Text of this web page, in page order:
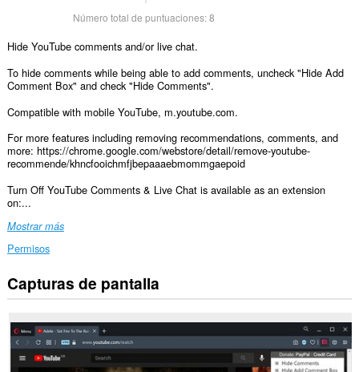
Número total de puntuaciones:8
Hide YouTube comments and/or live chat.
To hide comments while being able to add comments, uncheck "Hide Add
Comment Box" and check "Hide Comments".
Compatible with mobile YouTube, m.youtube.com.
For more features including removing recommendations, comments, and
more: https://chrome.google.com/webstore/detail/remove-youtube-
recommende/khncfooichmfjbepaaaebmommgaepoid
Turn Off YouTube Comments & Live Chat is available as an extension
on:...
Mostrar más
Permisos
Esta
extensión
acceder
a
tus
datos
Capturas de pantalla